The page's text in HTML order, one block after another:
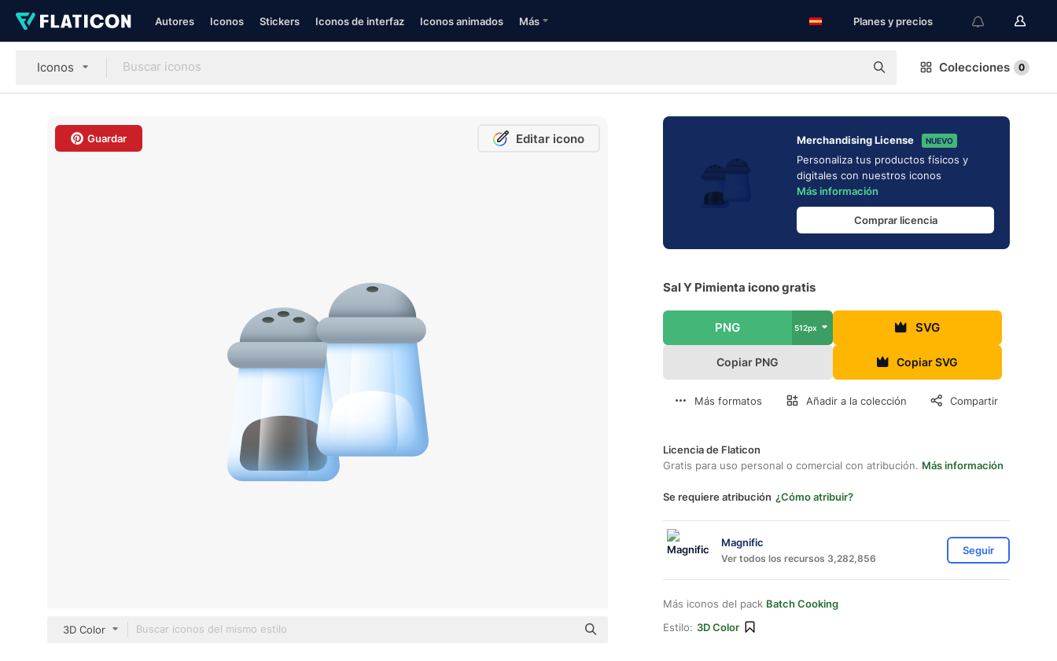
Autores Iconos Stickers Iconos de interfaz Iconos animados Más Planes y precios
Iconos Colecciones 0
Guardar Editar icono
3D Color
Merchandising License NUEVO
Personaliza tus productos físicos y
digitales con nuestros iconos
Más información
Comprar licencia
Sal Y Pimienta icono gratis
PNG 512px SVG
Copiar PNG Copiar SVG
Más formatos Añadir a la colección Compartir
Licencia de Flaticon
Gratis para uso personal o comercial con atribución. Más información
Se requiere atribución ¿Cómo atribuir?
Magnific
Ver todos los recursos 3,282,856
Seguir
Más iconos del pack Batch Cooking
Estilo: 3D Color